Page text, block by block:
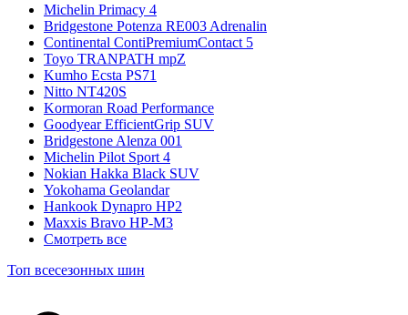
Michelin Primacy 4
Bridgestone Potenza RE003 Adrenalin
Continental ContiPremiumContact 5
Toyo TRANPATH mpZ
Kumho Ecsta PS71
Nitto NT420S
Kormoran Road Performance
Goodyear EfficientGrip SUV
Bridgestone Alenza 001
Michelin Pilot Sport 4
Nokian Hakka Black SUV
Yokohama Geolandar
Hankook Dynapro HP2
Maxxis Bravo HP-M3
Смотреть все
Топ всесезонных шин